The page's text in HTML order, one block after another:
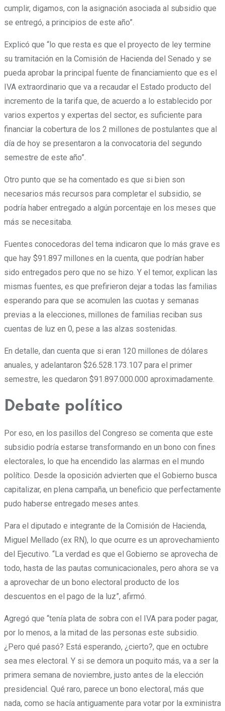
cumplir, digamos, con la asignación asociada al subsidio que
se entregó, a principios de este año”.
Explicó que “lo que resta es que el proyecto de ley termine
su tramitación en la Comisión de Hacienda del Senado y se
pueda aprobar la principal fuente de financiamiento que es el
IVA extraordinario que va a recaudar el Estado producto del
incremento de la tarifa que, de acuerdo a lo establecido por
varios expertos y expertas del sector, es suficiente para
financiar la cobertura de los 2 millones de postulantes que al
día de hoy se presentaron a la convocatoria del segundo
semestre de este año”.
Otro punto que se ha comentado es que si bien son
necesarios más recursos para completar el subsidio, se
podría haber entregado a algún porcentaje en los meses que
más se necesitaba.
Fuentes conocedoras del tema indicaron que lo más grave es
que hay $91.897 millones en la cuenta, que podrían haber
sido entregados pero que no se hizo. Y el temor, explican las
mismas fuentes, es que prefirieron dejar a todas las familias
esperando para que se acomulen las cuotas y semanas
previas a la elecciones, millones de familias reciban sus
cuentas de luz en 0, pese a las alzas sostenidas.
En detalle, dan cuenta que si eran 120 millones de dólares
anuales, y adelantaron $26.528.173.107 para el primer
semestre, les quedaron $91.897.000.000 aproximadamente.
Debate político
Por eso, en los pasillos del Congreso se comenta que este
subsidio podría estarse transformando en un bono con fines
electorales, lo que ha encendido las alarmas en el mundo
político. Desde la oposición advierten que el Gobierno busca
capitalizar, en plena campaña, un beneficio que perfectamente
pudo haberse entregado meses antes.
Para el diputado e integrante de la Comisión de Hacienda,
Miguel Mellado (ex RN), lo que ocurre es un aprovechamiento
del Ejecutivo. “La verdad es que el Gobierno se aprovecha de
todo, hasta de las pautas comunicacionales, pero ahora se va
a aprovechar de un bono electoral producto de los
descuentos en el pago de la luz”, afirmó.
Agregó que “tenía plata de sobra con el IVA para poder pagar,
por lo menos, a la mitad de las personas este subsidio.
¿Pero qué pasó? Está esperando, ¿cierto?, que en octubre
sea mes electoral. Y si se demora un poquito más, va a ser la
primera semana de noviembre, justo antes de la elección
presidencial. Qué raro, parece un bono electoral, más que
nada, como se hacía antiguamente para votar por la exministra